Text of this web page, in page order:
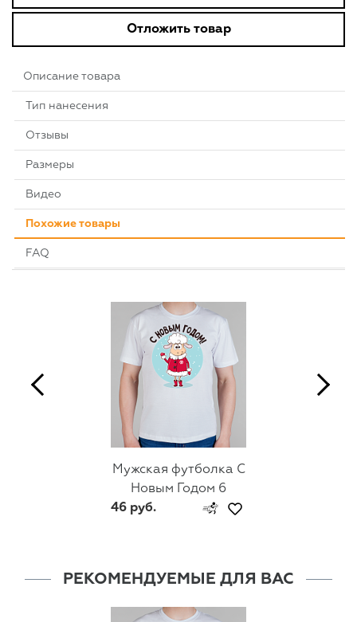
Отложить товар
Описание товара
Тип нанесения
Отзывы
Размеры
Видео
Похожие товары
FAQ
Мужская футболка С
Новым Годом 6
46 руб.
РЕКОМЕНДУЕМЫЕ ДЛЯ ВАС